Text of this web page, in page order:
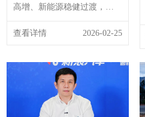
汽车
高增、新能源稳健过渡，这
业在“十五五”开局之年实现平
中国汽车工业协会2月11日最
新数据，1月汽车产销分别完
成245万辆和234.6万辆，产量
同比微增0.01%，销量同比下
查看详情 2026-02-25